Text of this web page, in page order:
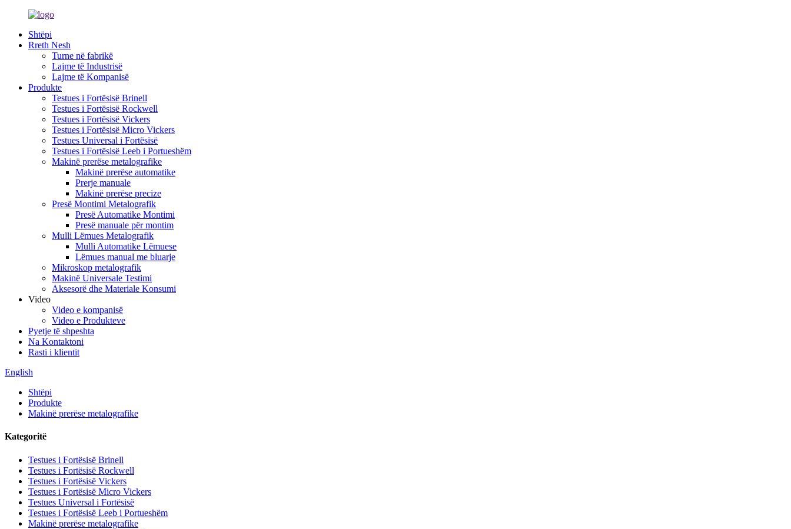
Shtëpi
Rreth Nesh
Turne në fabrikë
Lajme të Industrisë
Lajme të Kompanisë
Produkte
Testues i Fortësisë Brinell
Testues i Fortësisë Rockwell
Testues i Fortësisë Vickers
Testues i Fortësisë Micro Vickers
Testues Universal i Fortësisë
Testues i Fortësisë Leeb i Portueshëm
Makinë prerëse metalografike
Makinë prerëse automatike
Prerje manuale
Makinë prerëse precize
Presë Montimi Metalografik
Presë Automatike Montimi
Presë manuale për montim
Mulli Lëmues Metalografik
Mulli Automatike Lëmuese
Lëmues manual me bluarje
Mikroskop metalografik
Makinë Universale Testimi
Aksesorë dhe Materiale Konsumi
Video
Video e kompanisë
Video e Produkteve
Pyetje të shpeshta
Na Kontaktoni
Rasti i klientit
English
Shtëpi
Produkte
Makinë prerëse metalografike
Kategoritë
Testues i Fortësisë Brinell
Testues i Fortësisë Rockwell
Testues i Fortësisë Vickers
Testues i Fortësisë Micro Vickers
Testues Universal i Fortësisë
Testues i Fortësisë Leeb i Portueshëm
Makinë prerëse metalografike